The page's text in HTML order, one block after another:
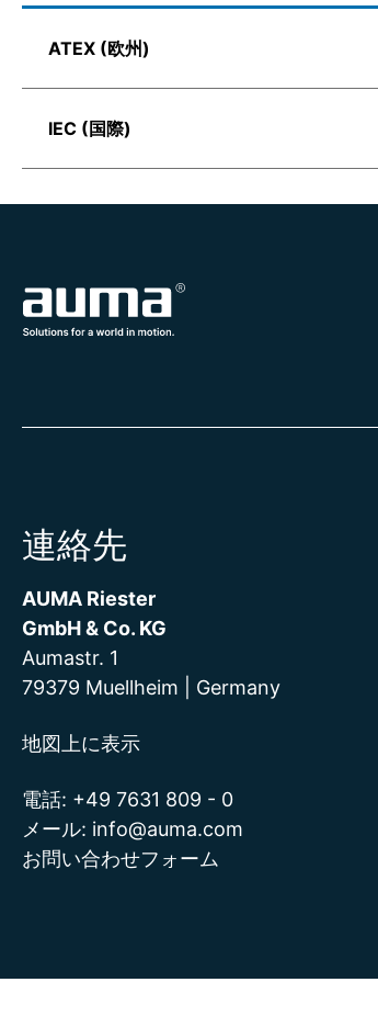
ATEX (欧州)
IEC (国際)
連絡先
AUMA Riester
GmbH & Co. KG
Aumastr. 1
79379 Muellheim | Germany
地図上に表示
電話: +49 7631 809 - 0
メール: info@auma.com
お問い合わせフォーム